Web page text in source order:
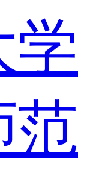
学
范